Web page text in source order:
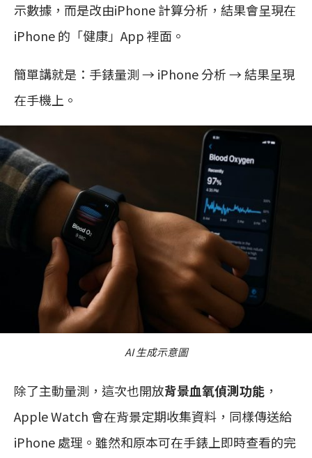
示數據，而是改由iPhone 計算分析，結果會呈現在
iPhone 的「健康」App 裡面。
簡單講就是：手錶量測 → iPhone 分析 → 結果呈現
在手機上。
AI 生成示意圖
除了主動量測，這次也開放背景血氧偵測功能 ，
Apple Watch 會在背景定期收集資料，同樣傳送給
iPhone 處理。雖然和原本可在手錶上即時查看的完